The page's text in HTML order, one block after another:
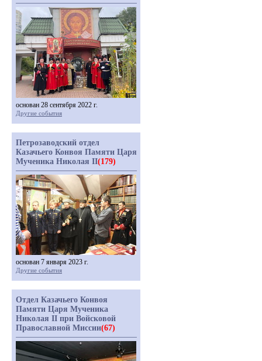
основан 28 сентября 2022 г.
Другие события
Петрозаводский отдел
Казачьего Конвоя Памяти Царя
Мученика Николая II(179)
основан 7 января 2023 г.
Другие события
Отдел Казачьего Конвоя
Памяти Царя Мученика
Николая II при Войсковой
Православной Миссии(67)